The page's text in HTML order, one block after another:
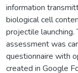
information
biological cell
projectile launching.
assessment was
questionnaire with
created in Google